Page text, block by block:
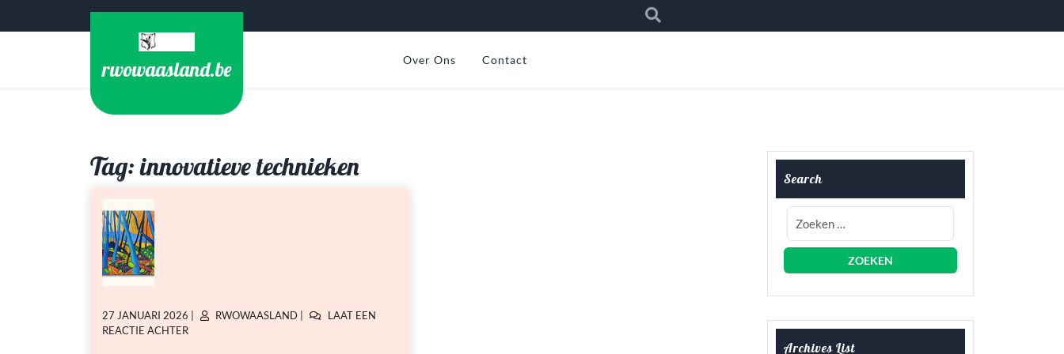
rwowaasland.be Over Ons Contact
Tag:innovatieve technieken
GEPLAATST
OP
27 JANUARI 2026
GEPLAATST
RWOWAASLAND
LAAT EEN
REACTIE ACHTEROP
Search
Archives List